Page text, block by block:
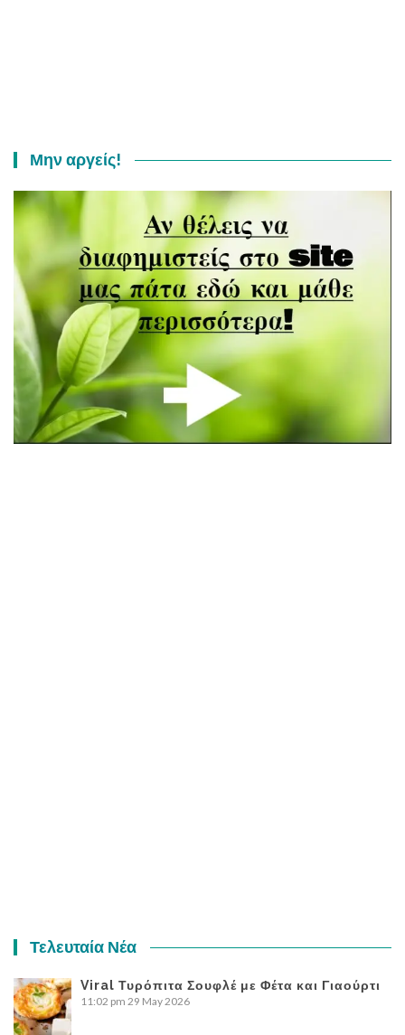
Μην αργείς!
Τελευταία Νέα
Viral Τυρόπιτα Σουφλέ με Φέτα και Γιαούρτι
11:02 pm 29 May 2026